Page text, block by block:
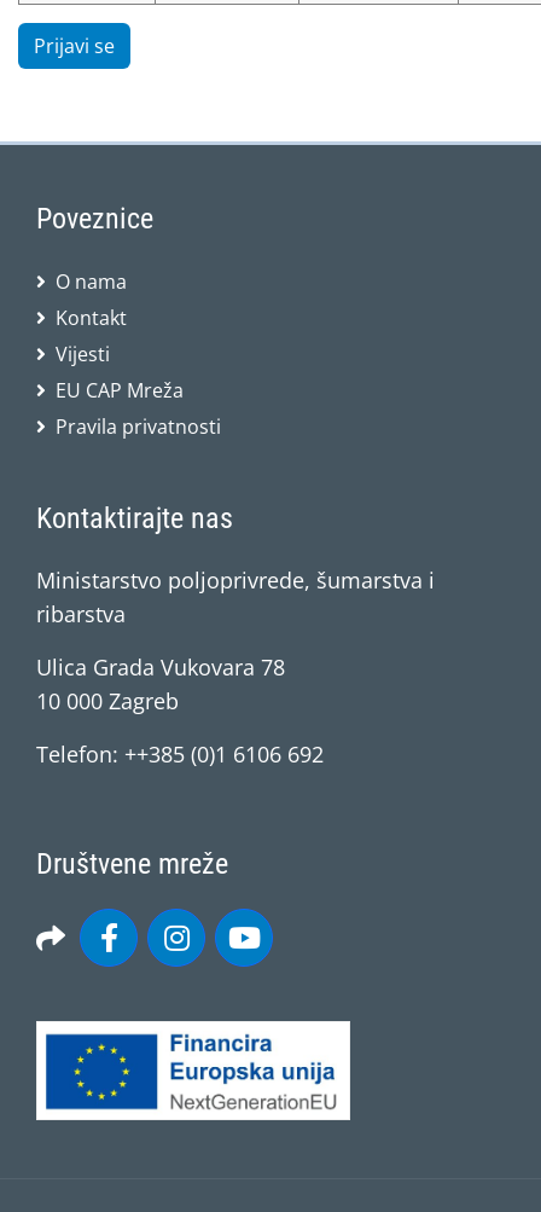
Prijavi se
Poveznice
O nama
Kontakt
Vijesti
EU CAP Mreža
Pravila privatnosti
Kontaktirajte nas
Ministarstvo poljoprivrede, šumarstva i
ribarstva
Ulica Grada Vukovara 78
10 000 Zagreb
Telefon: ++385 (0)1 6106 692
Društvene mreže